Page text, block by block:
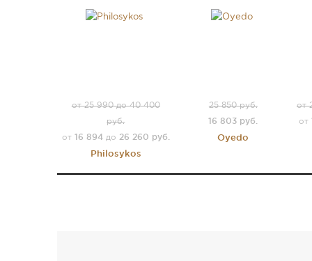
от 25 990 до 40 400
руб.
от 16 894до 26 260 руб.
Philosykos
25 850 руб.
16 803 руб.
Oyedo
от
от